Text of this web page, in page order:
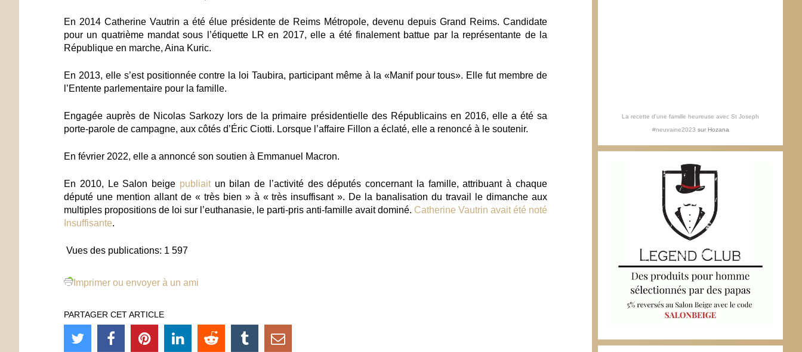
En 2014 Catherine Vautrin a été élue présidente de Reims Métropole, devenu depuis Grand Reims. Candidate
pour un quatrième mandat sous l’étiquette LR en 2017, elle a été finalement battue par la représentante de la
République en marche, Aina Kuric.
En 2013, elle s’est positionnée contre la loi Taubira, participant même à la «Manif pour tous». Elle fut membre de
l’Entente parlementaire pour la famille.
Engagée auprès de Nicolas Sarkozy lors de la primaire présidentielle des Républicains en 2016, elle a été sa
porte-parole de campagne, aux côtés d’Éric Ciotti. Lorsque l’affaire Fillon a éclaté, elle a renoncé à le soutenir.
En février 2022, elle a annoncé son soutien à Emmanuel Macron.
En 2010, Le Salon beige publiaitun bilan de l’activité des députés concernant la famille, attribuant à chaque
député une mention allant de « très bien » à « très insuffisant ». De la banalisation du travail le dimanche aux
multiples propositions de loi sur l’euthanasie, le parti-pris anti-famille avait dominé. Catherine Vautrin avait été noté
Insuffisante.
Vues des publications: 1 597
Imprimer ou envoyer à un ami
PARTAGER CET ARTICLE
La recette d'une famille heureuse avec St Joseph
#neuvaine2023 sur Hozana